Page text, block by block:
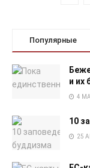
Популярные
и их
4
10
25